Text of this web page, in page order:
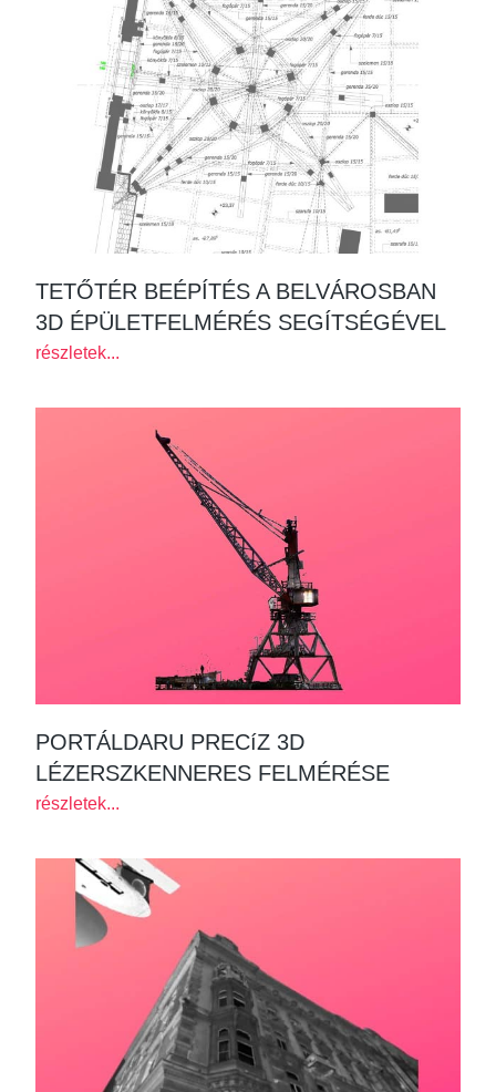
TETŐTÉR BEÉPÍTÉS A BELVÁROSBAN
3D ÉPÜLETFELMÉRÉS SEGÍTSÉGÉVEL
részletek...
PORTÁLDARU PRECíZ 3D
LÉZERSZKENNERES FELMÉRÉSE
részletek...